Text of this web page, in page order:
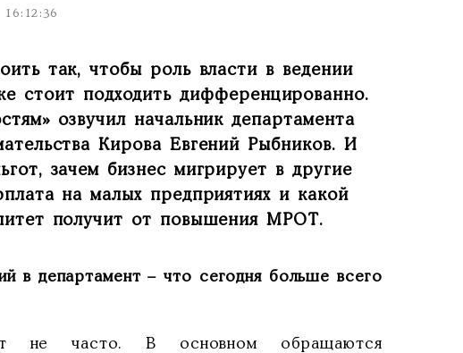
16:12:36
так, чтобы роль власти в ведении
стоит подходить дифференцированно.
озвучил начальник департамента
Кирова Евгений Рыбников. И
зачем бизнес мигрирует в другие
на малых предприятиях и какой
получит от повышения МРОТ.
в департамент – что сегодня больше всего
не часто. В основном обращаются